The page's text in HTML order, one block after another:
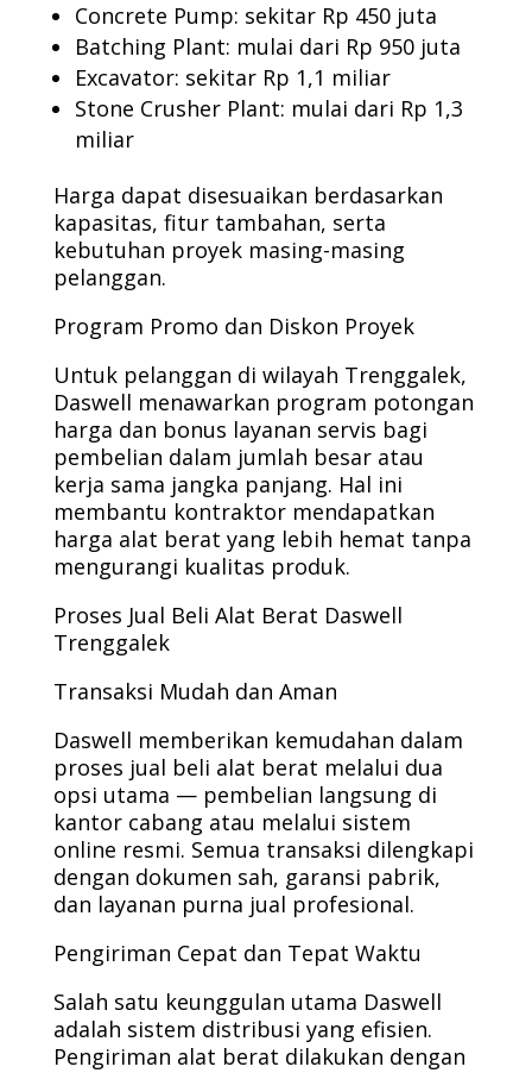
Concrete Pump: sekitar Rp 450 juta
Batching Plant: mulai dari Rp 950 juta
Excavator: sekitar Rp 1,1 miliar
Stone Crusher Plant: mulai dari Rp 1,3
miliar
Harga dapat disesuaikan berdasarkan
kapasitas, fitur tambahan, serta
kebutuhan proyek masing-masing
pelanggan.
Program Promo dan Diskon Proyek
Untuk pelanggan di wilayah Trenggalek,
Daswell menawarkan program potongan
harga dan bonus layanan servis bagi
pembelian dalam jumlah besar atau
kerja sama jangka panjang. Hal ini
membantu kontraktor mendapatkan
harga alat berat yang lebih hemat tanpa
mengurangi kualitas produk.
Proses Jual Beli Alat Berat Daswell
Trenggalek
Transaksi Mudah dan Aman
Daswell memberikan kemudahan dalam
proses jual beli alat berat melalui dua
opsi utama — pembelian langsung di
kantor cabang atau melalui sistem
online resmi. Semua transaksi dilengkapi
dengan dokumen sah, garansi pabrik,
dan layanan purna jual profesional.
Pengiriman Cepat dan Tepat Waktu
Salah satu keunggulan utama Daswell
adalah sistem distribusi yang efisien.
Pengiriman alat berat dilakukan dengan